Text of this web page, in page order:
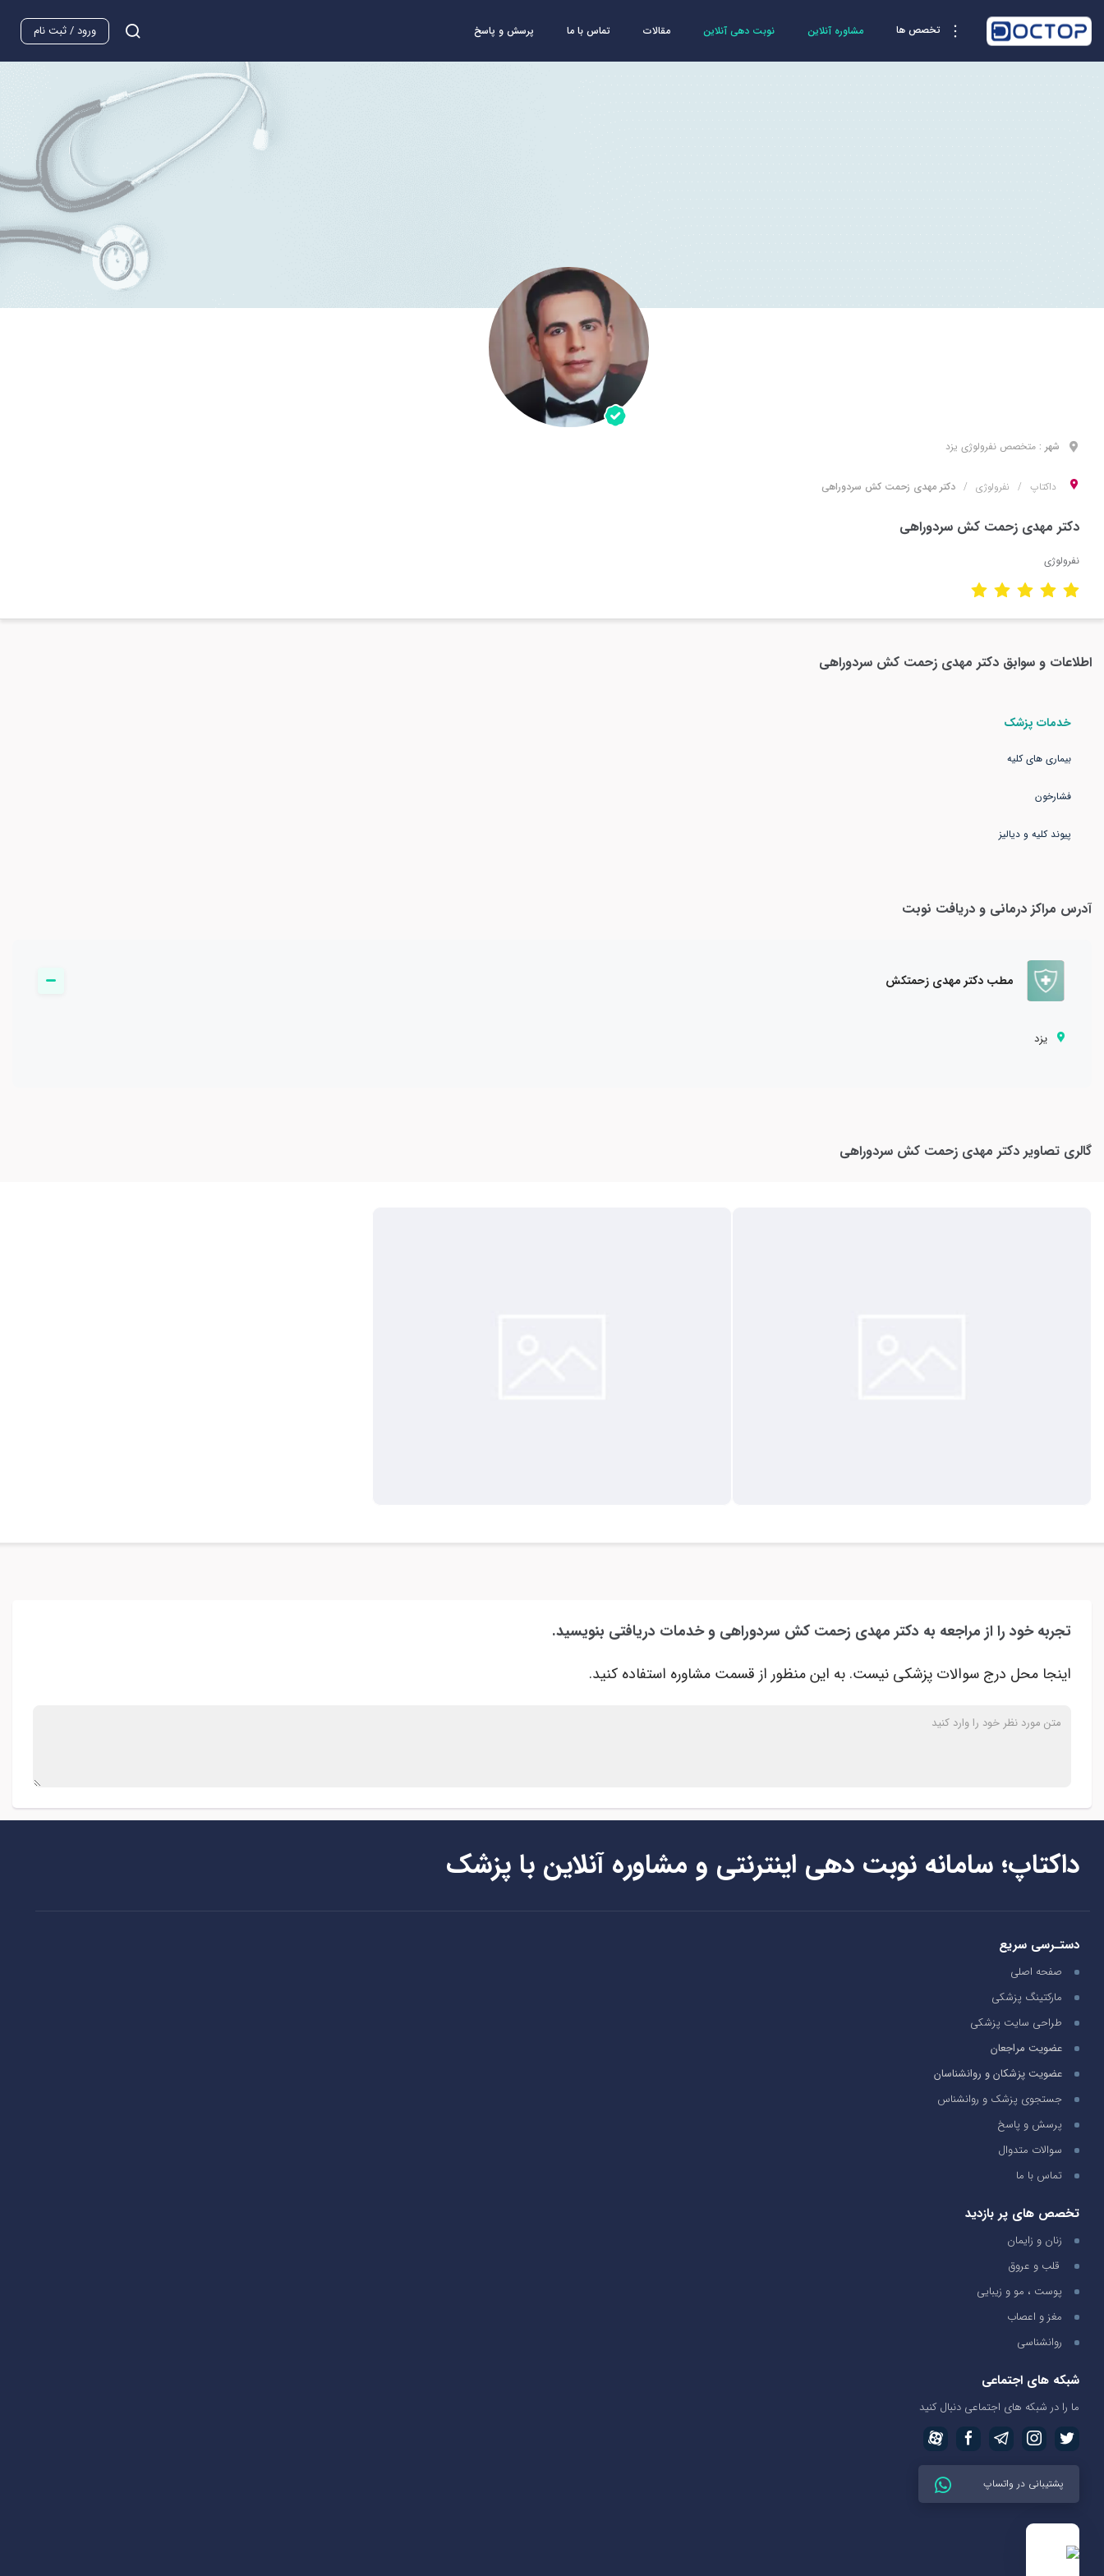
تخصص ها مشاوره آنلاین نوبت دهی آنلاین مقالات تماس با ما پرسش و پاسخ ورود / ثبت نام
شهر : متخصص نفرولوژی یزد
داکتاپ نفرولوژی دکتر مهدی زحمت کش سردوراهی
دکتر مهدی زحمت کش سردوراهی
نفرولوژی
اطلاعات و سوابق دکتر مهدی زحمت کش سردوراهی
خدمات پزشک
پیوند کلیه و دیالیز
آدرس مراکز درمانی و دریافت نوبت
مطب دکتر مهدی زحمتکش
یزد
گالری تصاویر دکتر مهدی زحمت کش سردوراهی
تجربه خود را از مراجعه به دکتر مهدی زحمت کش سردوراهی و خدمات دریافتی بنویسید.
اینجا محل درج سوالات پزشکی نیست. به این منظور از قسمت مشاوره استفاده کنید.
داکتاپ؛ سامانه نوبت دهی اینترنتی و مشاوره آنلاین با پزشک
دستـرسی سریع
صفحه اصلی
مارکتینگ پزشکی
طراحی سایت پزشکی
عضویت مراجعان
عضویت پزشکان و روانشناسان
جستجوی پزشک و روانشناس
پرسش و پاسخ
سوالات متدوال
تماس با ما
تخصص های پر بازدید
زنان و زایمان
قلب و عروق
پوست ، مو و زیبایی
مغز و اعصاب
روانشناسی
شبکه های اجتماعی
ما را در شبکه های اجتماعی دنبال کنید
پشتیبانی در واتساپ